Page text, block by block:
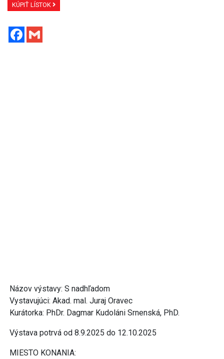
KÚPIŤ LÍSTOK
Facebook
Názov výstavy: S nadhľadom
Vystavujúci: Akad. mal. Juraj Oravec
Kurátorka: PhDr. Dagmar Kudoláni Srnenská, PhD.
Výstava potrvá od 8.9.2025 do 12.10.2025
MIESTO KONANIA: